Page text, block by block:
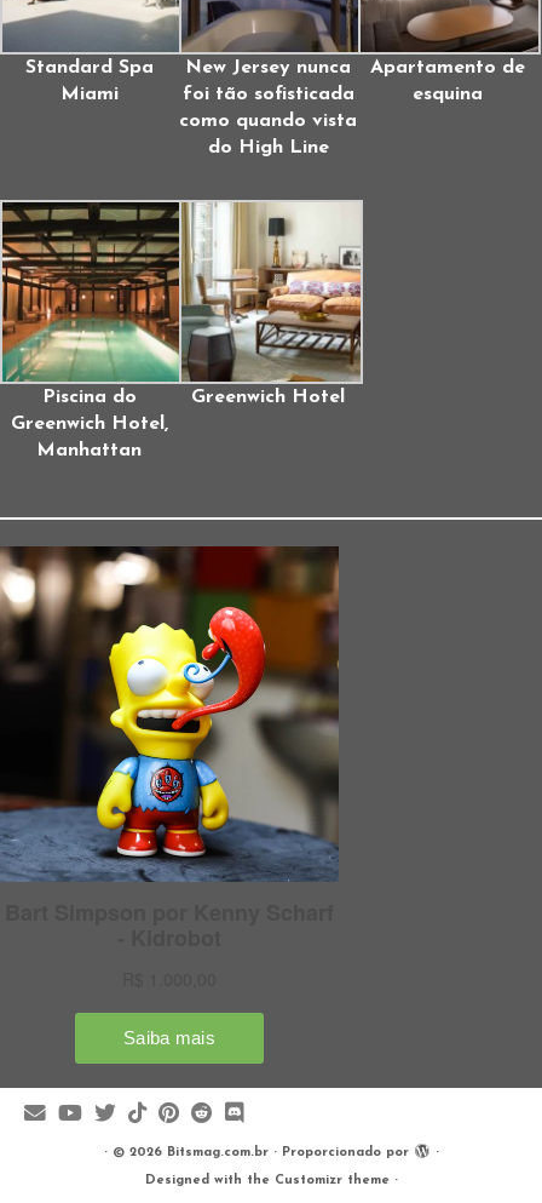
Standard Spa
Miami
New Jersey nunca
foi tão sofisticada
como quando vista
do High Line
Apartamento de
esquina
Piscina do
Greenwich Hotel,
Manhattan
Greenwich Hotel
· © 2026 Bitsmag.com.br· Proporcionado por ·
Designed with the Customizr theme ·